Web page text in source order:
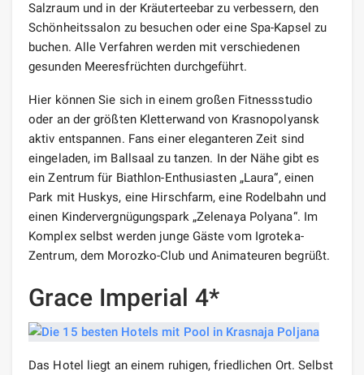
Salzraum und in der Kräuterteebar zu verbessern, den
Schönheitssalon zu besuchen oder eine Spa-Kapsel zu
buchen. Alle Verfahren werden mit verschiedenen
gesunden Meeresfrüchten durchgeführt.
Hier können Sie sich in einem großen Fitnessstudio
oder an der größten Kletterwand von Krasnopolyansk
aktiv entspannen. Fans einer eleganteren Zeit sind
eingeladen, im Ballsaal zu tanzen. In der Nähe gibt es
ein Zentrum für Biathlon-Enthusiasten „Laura“, einen
Park mit Huskys, eine Hirschfarm, eine Rodelbahn und
einen Kindervergnügungspark „Zelenaya Polyana“. Im
Komplex selbst werden junge Gäste vom Igroteka-
Zentrum, dem Morozko-Club und Animateuren begrüßt.
Grace Imperial 4*
Das Hotel liegt an einem ruhigen, friedlichen Ort. Selbst